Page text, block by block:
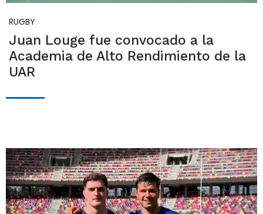
RUGBY
Juan Louge fue convocado a la
Academia de Alto Rendimiento de la
UAR